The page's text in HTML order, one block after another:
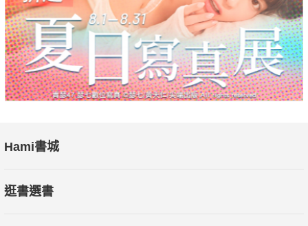
Hami書城
逛書選書